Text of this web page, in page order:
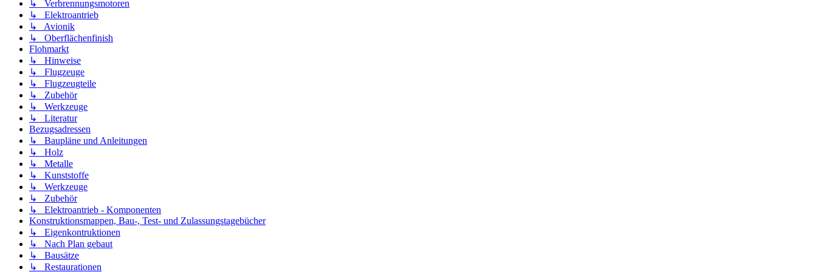
↳ Verbrennungsmotoren
↳ Elektroantrieb
↳ Avionik
↳ Oberflächenfinish
Flohmarkt
↳ Hinweise
↳ Flugzeuge
↳ Flugzeugteile
↳ Zubehör
↳ Werkzeuge
↳ Literatur
Bezugsadressen
↳ Baupläne und Anleitungen
↳ Holz
↳ Metalle
↳ Kunststoffe
↳ Werkzeuge
↳ Zubehör
↳ Elektroantrieb - Komponenten
Konstruktionsmappen, Bau-, Test- und Zulassungstagebücher
↳ Eigenkontruktionen
↳ Nach Plan gebaut
↳ Bausätze
↳ Restaurationen